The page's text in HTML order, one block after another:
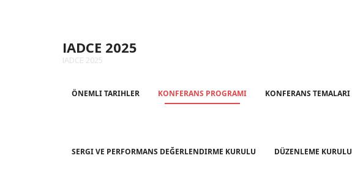
content
IADCE 2025
IADCE 2025
ÖNEMLI TARIHLER KONFERANS PROGRAMI KONFERANS TEMALARI
SERGI VE PERFORMANS DEĞERLENDIRME KURULU DÜZENLEME KURULU